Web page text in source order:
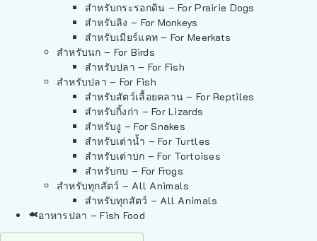
สำหรับกระรอกดิน – For Prairie Dogs
สำหรับลิง – For Monkeys
สำหรับเมียร์แคท – For Meerkats
สำหรับนก – For Birds
สำหรับปลา – For Fish
สำหรับปลา – For Fish
สำหรับสัตว์เลื้อยคลาน – For Reptiles
สำหรับกิ้งก่า – For Lizards
สำหรับงู – For Snakes
สำหรับเต่าน้ำ – For Turtles
สำหรับเต่าบก – For Tortoises
สำหรับกบ – For Frogs
สำหรับทุกสัตว์ – All Animals
สำหรับทุกสัตว์ – All Animals
อาหารปลา – Fish Food